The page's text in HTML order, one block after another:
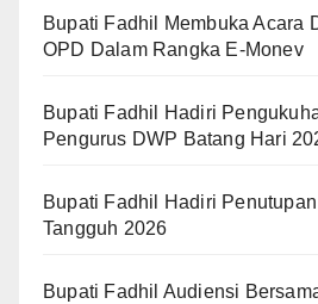
Bupati Fadhil Membuka Acara
OPD Dalam Rangka E-Monev
Bupati Fadhil Hadiri
Pengurus DWP Batang Hari
Bupati Fadhil Hadiri
Tangguh 2026
Bupati Fadhil Audiensi